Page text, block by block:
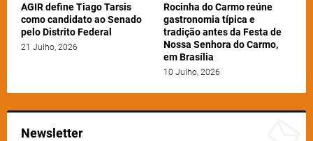
AGIR define Tiago Tarsis
como candidato ao Senado
pelo Distrito Federal
21 Julho, 2026
Rocinha do Carmo reúne
gastronomia típica e
tradição antes da Festa de
Nossa Senhora do Carmo,
em Brasília
10 Julho, 2026
Newsletter